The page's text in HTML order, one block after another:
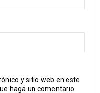
y sitio web en este
haga un comentario.